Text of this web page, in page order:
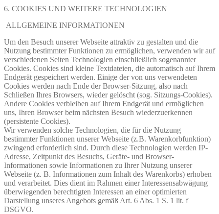
6. COOKIES UND WEITERE TECHNOLOGIEN
ALLGEMEINE INFORMATIONEN
Um den Besuch unserer Webseite attraktiv zu gestalten und die
Nutzung bestimmter Funktionen zu ermöglichen, verwenden wir auf
verschiedenen Seiten Technologien einschließlich sogenannter
Cookies. Cookies sind kleine Textdateien, die automatisch auf Ihrem
Endgerät gespeichert werden. Einige der von uns verwendeten
Cookies werden nach Ende der Browser-Sitzung, also nach
Schließen Ihres Browsers, wieder gelöscht (sog. Sitzungs-Cookies).
Andere Cookies verbleiben auf Ihrem Endgerät und ermöglichen
uns, Ihren Browser beim nächsten Besuch wiederzuerkennen
(persistente Cookies).
Wir verwenden solche Technologien, die für die Nutzung
bestimmter Funktionen unserer Webseite (z.B. Warenkorbfunktion)
zwingend erforderlich sind. Durch diese Technologien werden IP-
Adresse, Zeitpunkt des Besuchs, Geräte- und Browser-
Informationen sowie Informationen zu Ihrer Nutzung unserer
Webseite (z. B. Informationen zum Inhalt des Warenkorbs) erhoben
und verarbeitet. Dies dient im Rahmen einer Interessensabwägung
überwiegenden berechtigten Interessen an einer optimierten
Darstellung unseres Angebots gemäß Art. 6 Abs. 1 S. 1 lit. f
DSGVO.